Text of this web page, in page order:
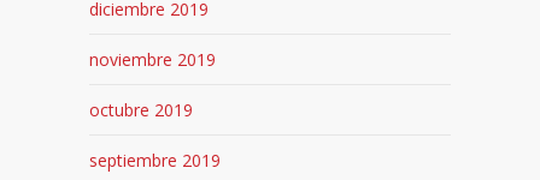
diciembre 2019
noviembre 2019
octubre 2019
septiembre 2019